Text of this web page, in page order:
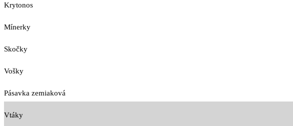
Krytonos
Mínerky
Skočky
Vošky
Pásavka zemiaková
Vtáky